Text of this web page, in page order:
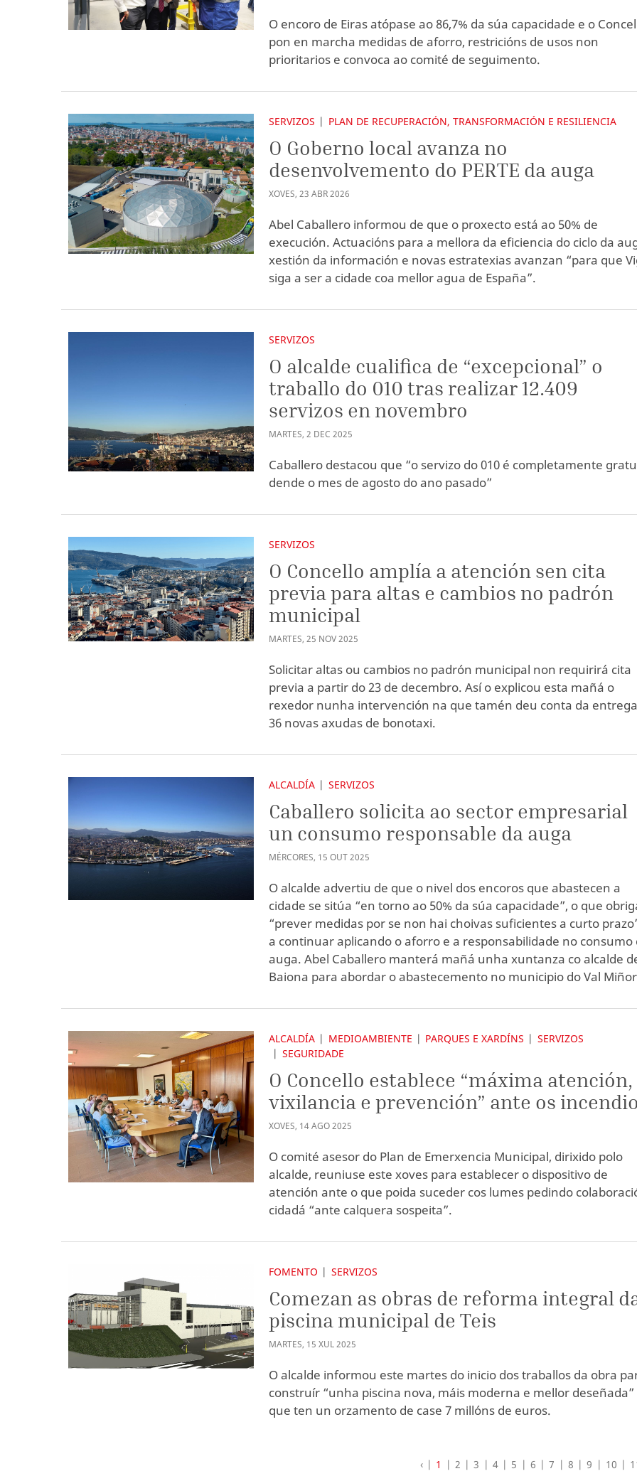
O encoro de Eiras atópase ao 86,7% da súa capacidade e o
pon en marcha medidas de aforro, restricións de usos non
prioritarios e convoca ao comité de seguimento.
SERVIZOS PLAN DE RECUPERACIÓN, TRANSFORMACIÓN E RESILIENCIA
O Goberno local avanza no
desenvolvemento do PERTE da auga
XOVES,23 ABR2026
Abel Caballero informou de que o proxecto está ao 50% de
execución. Actuacións para a mellora da eficiencia do ciclo da
xestión da información e novas estratexias avanzan “para que
siga a ser a cidade coa mellor agua de España”.
SERVIZOS
O alcalde cualifica de “excepcional” o
traballo do 010 tras realizar 12.409
servizos en novembro
MARTES,2 DEC 2025
Caballero destacou que “o servizo do 010 é completamente
dende o mes de agosto do ano pasado”
SERVIZOS
O Concello amplía a atención sen cita
previa para altas e cambios no padrón
municipal
MARTES,25 NOV2025
Solicitar altas ou cambios no padrón municipal non requirirá cita
previa a partir do 23 de decembro. Así o explicou esta mañá o
rexedor nunha intervención na que tamén deu conta da
36 novas axudas de bonotaxi.
ALCALDÍA SERVIZOS
Caballero solicita ao sector empresarial
un consumo responsable da auga
MÉRCORES, 15 OUT2025
O alcalde advertiu de que o nivel dos encoros que abastecen a
cidade se sitúa “en torno ao 50% da súa capacidade”, o que
“prever medidas por se non hai choivas suficientes a curto
a continuar aplicando o aforro e a responsabilidade no consumo
auga. Abel Caballero manterá mañá unha xuntanza co alcalde
Baiona para abordar o abastecemento no municipio do Val
ALCALDÍA MEDIOAMBIENTE PARQUES E XARDÍNS
SERVIZOS
SEGURIDADE
O Concello establece “máxima atención,
vixilancia e prevención” ante os
XOVES, 14AGO2025
O comité asesor do Plan de Emerxencia Municipal, dirixido polo
alcalde, reuniuse este xoves para establecer o dispositivo de
atención ante o que poida suceder cos lumes pedindo
cidadá “ante calquera sospeita”.
FOMENTO SERVIZOS
Comezan as obras de reforma integral
piscina municipal de Teis
MARTES, 15 XUL2025
O alcalde informou este martes do inicio dos traballos da obra
construír “unha piscina nova, máis moderna e mellor deseñada”
que ten un orzamento de case 7 millóns de euros.
‹ 1 2 3 4 5 6 7 8 9 10